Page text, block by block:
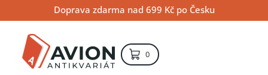
na
obsah
na
navigaci
na
vyhledávání
Doprava zdarma nad 699 Kč po Česku
0položek – košík